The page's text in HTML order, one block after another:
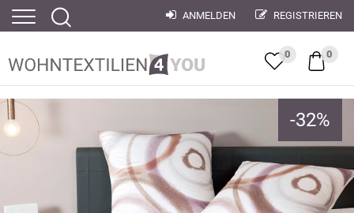
ANMELDEN REGISTRIEREN
0 0
-32%